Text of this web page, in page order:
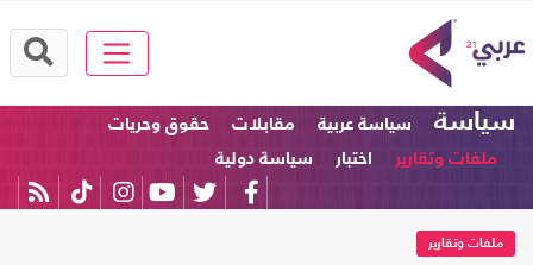
سياسة سياسة عربية مقابلات
حقوق وحريات
ملفات وتقارير
اختبار سياسة دولية
ملفات وتقارير